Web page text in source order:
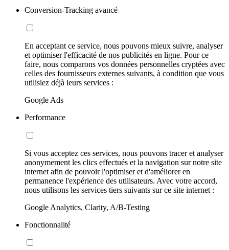
Conversion-Tracking avancé
En acceptant ce service, nous pouvons mieux suivre, analyser
et optimiser l'efficacité de nos publicités en ligne. Pour ce
faire, nous comparons vos données personnelles cryptées avec
celles des fournisseurs externes suivants, à condition que vous
utilisiez déjà leurs services :
Google Ads
Performance
Si vous acceptez ces services, nous pouvons tracer et analyser
anonymement les clics effectués et la navigation sur notre site
internet afin de pouvoir l'optimiser et d'améliorer en
permanence l'expérience des utilisateurs. Avec votre accord,
nous utilisons les services tiers suivants sur ce site internet :
Google Analytics, Clarity, A/B-Testing
Fonctionnalité